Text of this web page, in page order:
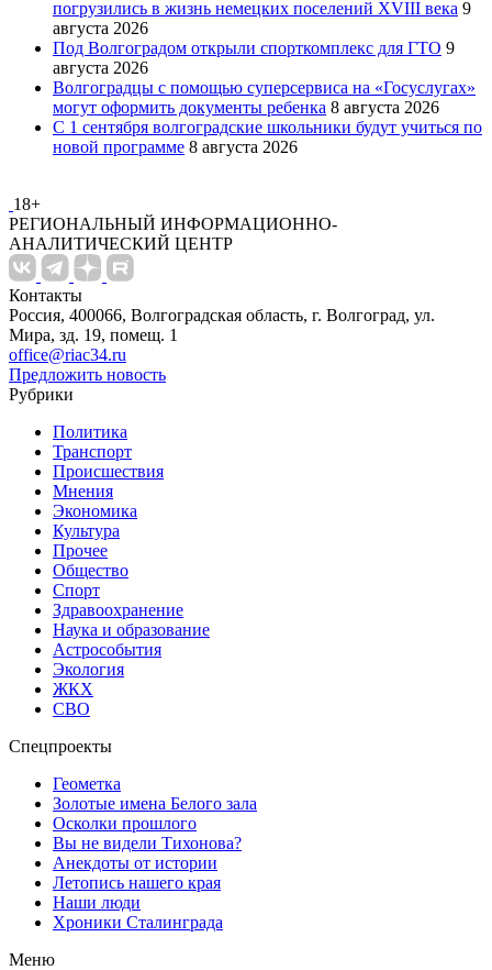
погрузились в жизнь немецких поселений XVIII века 9
августа 2026
Под Волгоградом открыли спорткомплекс для ГТО 9
августа 2026
Волгоградцы с помощью суперсервиса на «Госуслугах»
могут оформить документы ребенка 8 августа 2026
С 1 сентября волгоградские школьники будут учиться по
новой программе 8 августа 2026
18+
РЕГИОНАЛЬНЫЙ ИНФОРМАЦИОННО-
АНАЛИТИЧЕСКИЙ ЦЕНТР
Контакты
Россия, 400066, Волгоградская область, г. Волгоград, ул.
Мира, зд. 19, помещ. 1
office@riac34.ru
Предложить новость
Рубрики
Политика
Транспорт
Происшествия
Мнения
Экономика
Культура
Прочее
Общество
Спорт
Здравоохранение
Наука и образование
Астрособытия
Экология
ЖКХ
СВО
Спецпроекты
Геометка
Золотые имена Белого зала
Осколки прошлого
Вы не видели Тихонова?
Анекдоты от истории
Летопись нашего края
Наши люди
Хроники Сталинграда
Меню